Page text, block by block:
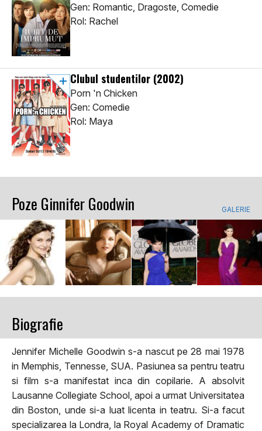
Gen: Romantic, Dragoste, Comedie
Rol: Rachel
Clubul studentilor (2002)
Porn 'n Chicken
Gen: Comedie
Rol: Maya
Poze Ginnifer Goodwin GALERIE
Biografie
Jennifer Michelle Goodwin s-a nascut pe 28 mai 1978
in Memphis, Tennesse, SUA. Pasiunea sa pentru teatru
si film s-a manifestat inca din copilarie. A absolvit
Lausanne Collegiate School, apoi a urmat Universitatea
din Boston, unde si-a luat licenta in teatru. Si-a facut
specializarea la Londra, la Royal Academy of Dramatic